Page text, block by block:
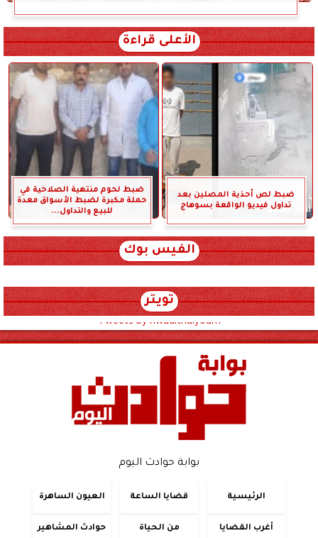
الأعلى قراءة
ضبط لص أحذية المصلين بعد
تداول فيديو الواقعة بسوهاج
ضبط لحوم منتهية الصلاحية في
حملة مكبرة لضبط الأسواق معدة
للبيع والتداول...
الفيس بوك
تويتر
Tweets by hwadithalyoum
بوابة حوادث اليوم
الرئيسية قضايا الساعة العيون الساهرة
أغرب القضايا من الحياة حوادث المشاهير